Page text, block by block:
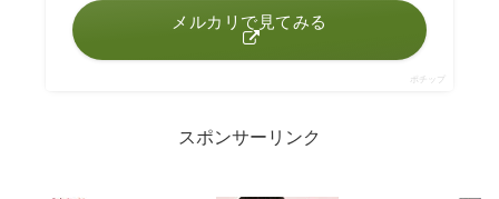
メルカリで見てみる
ポチップ
スポンサーリンク